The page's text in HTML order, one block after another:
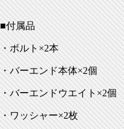
■付属品
・ボルト×2本
・バーエンド本体×2個
・バーエンドウエイト×2個
・ワッシャー×2枚